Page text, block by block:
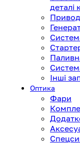
деталі
Інші
Оптика
Фари